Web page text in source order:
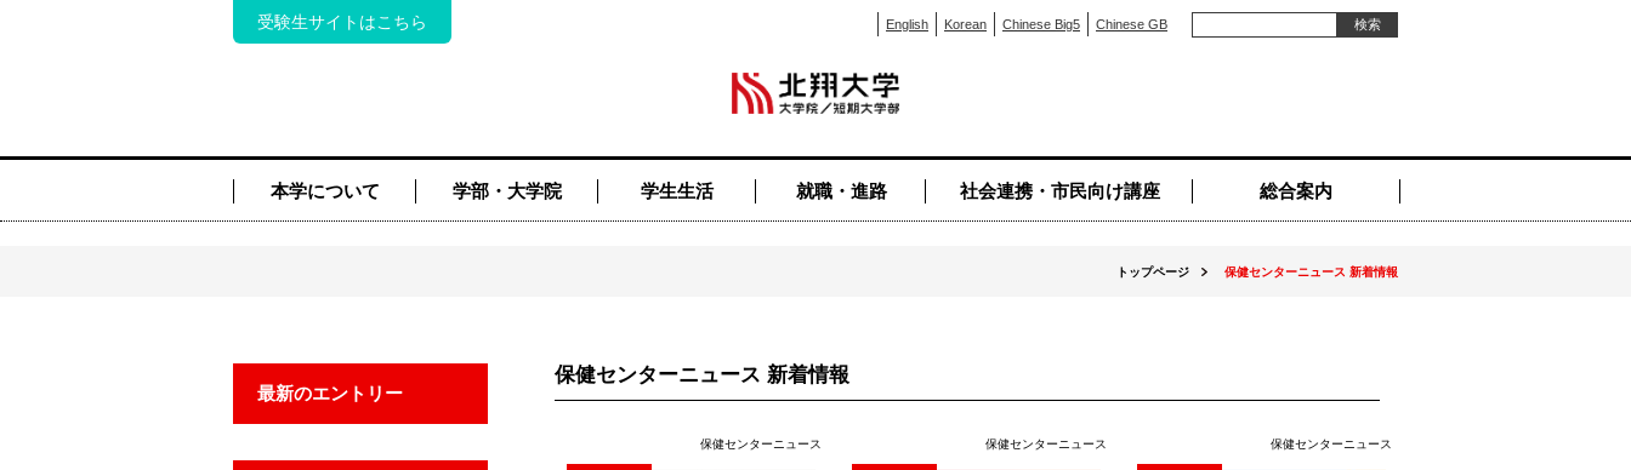
受験生サイトはこちら English Korean Chinese Big5 Chinese GB
本学について 学部・大学院 学生生活 就職・進路 社会連携・市民向け講座 総合案内
トップページ 保健センターニュース 新着情報
最新のエントリー
保健センターニュース 新着情報
保健センターニュース 保健センターニュース 保健センターニュース